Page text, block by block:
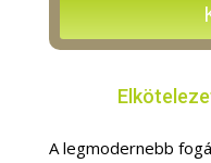
A legmodernebb